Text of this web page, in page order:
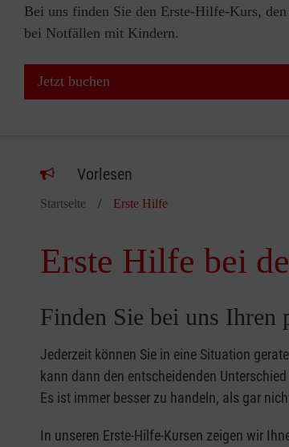
Bei uns finden Sie den Erste-Hilfe-Kurs,
bei Notfällen mit Kindern.
Jetzt buchen
Vorlesen
Startseite Erste Hilfe
Erste Hilfe bei
Finden Sie bei uns Ihren
Jederzeit können Sie in eine Situation
kann dann den entscheidenden
Es ist immer besser zu handeln, als gar
In unseren Erste-Hilfe-Kursen zeigen wir